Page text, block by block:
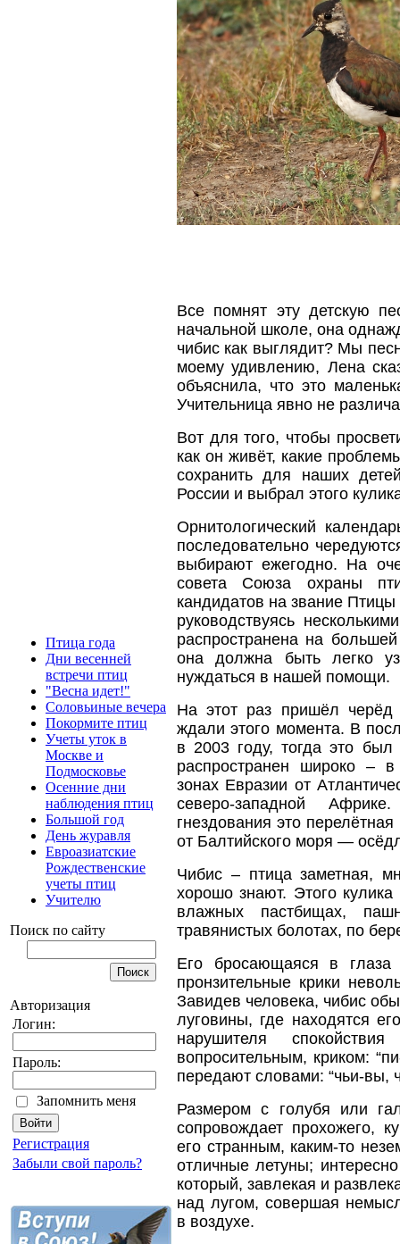
Птица года
Дни весенней
встречи птиц
"Весна идет!"
Соловьиные вечера
Покормите птиц
Учеты уток в
Москве и
Подмосковье
Осенние дни
наблюдения птиц
Большой год
День журавля
Евроазиатские
Рождественские
учеты птиц
Учителю
Поиск по сайту
Авторизация
Логин:
Пароль:
Запомнить меня
Регистрация
Забыли свой пароль?
Все помнят эту детскую
начальной школе, она
чибис как выглядит? Мы
моему удивлению, Лена
объяснила, что это
Учительница явно не
Вот для того, чтобы
как он живёт, какие
сохранить для наших
России и выбрал этого
Орнитологический
последовательно
выбирают ежегодно. На
совета Союза охраны
кандидатов на звание
руководствуясь
распространена на
она должна быть легко
нуждаться в нашей помощи.
На этот раз пришёл черёд
ждали этого момента. В
в 2003 году, тогда это был
распространен широко –
зонах Евразии от
северо-западной
гнездования это
от Балтийского моря —
Чибис – птица заметная,
хорошо знают. Этого
влажных пастбищах,
травянистых болотах, по
Его бросающаяся в глаза
пронзительные крики
Завидев человека, чибис
луговины, где находятся
нарушителя
вопросительным, криком:
передают словами: “чьи-вы,
Размером с голубя или
сопровождает прохожего,
его странным, каким-то
отличные летуны;
который, завлекая и
над лугом, совершая
в воздухе.